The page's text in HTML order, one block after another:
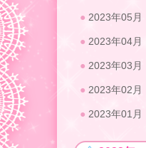
2023年05月
2023年04月
2023年03月
2023年02月
2023年01月